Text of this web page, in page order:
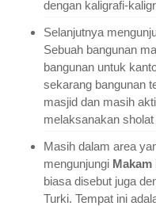
dengan kaligrafi-
Selanjutnya
Sebuah bangunan
bangunan untuk
sekarang bangunan
masjid dan masih
melaksanakan
Masih dalam area
mengunjungi
biasa disebut juga
Turki. Tempat ini